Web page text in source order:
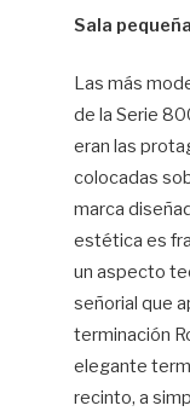
Sala pequeña
Las más
de la Serie
eran las
colocadas
marca
estética es
un aspecto
señorial que
terminación
elegante
recinto, a